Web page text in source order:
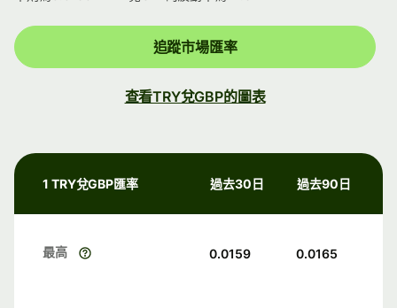
追蹤市場匯率
查看TRY兌GBP的圖表
1 TRY兌GBP匯率 過去30日 過去90日
最高 0.0159 0.0165